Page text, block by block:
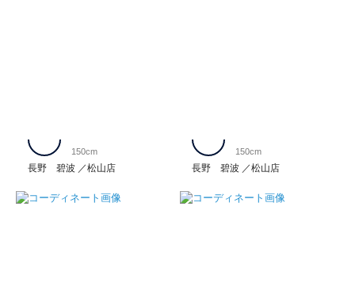
長野 碧波 松山店
150cm
長野 碧波 松山店
150cm